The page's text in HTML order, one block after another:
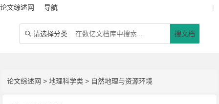
论文综述网 导航 |
 请选择分类 搜文档
论文综述网 >地理科学类 > 自然地理与资源环境